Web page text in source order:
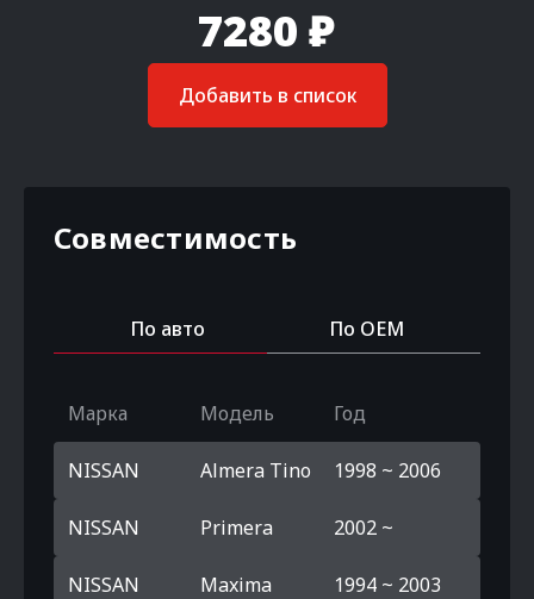
7280 ₽
Добавить в список
Совместимость
По авто По OEM
Марка Модель Год
NISSAN Almera Tino 1998 ~ 2006
NISSAN Primera 2002 ~
NISSAN Maxima 1994 ~ 2003